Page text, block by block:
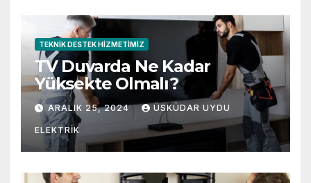
TEKNIK DESTEK HIZMETIMIZ
TV Duvarda Ne Kadar
Yüksekte Olmalı?
ARALIK 25, 2024 ÜSKÜDAR UYDU
ELEKTRIK